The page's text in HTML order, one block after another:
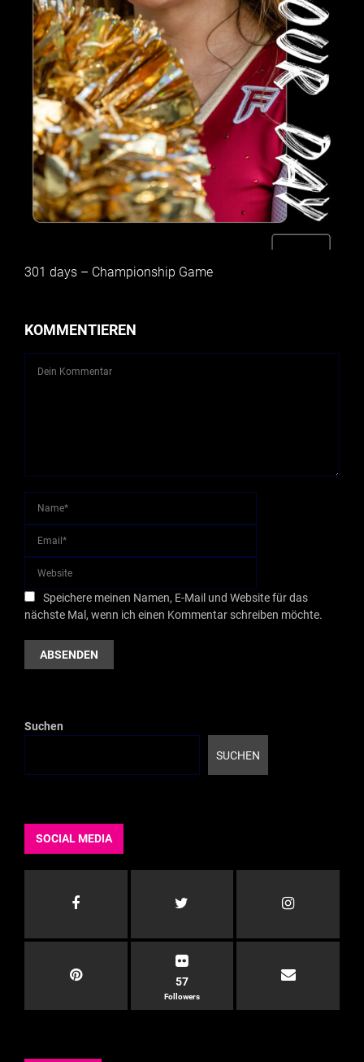
301 days – Championship Game
KOMMENTIEREN
Speichere meinen Namen, E-Mail und Website für das
nächste Mal, wenn ich einen Kommentar schreiben möchte.
Suchen
SUCHEN
SOCIAL MEDIA
57
Followers